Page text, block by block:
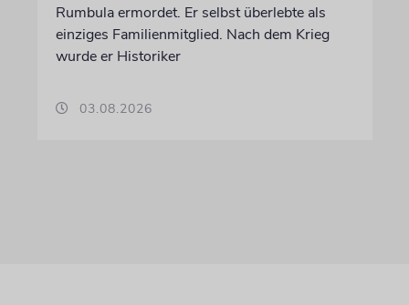
Rumbula ermordet. Er selbst überlebte als
einziges Familienmitglied. Nach dem Krieg
wurde er Historiker
03.08.2026